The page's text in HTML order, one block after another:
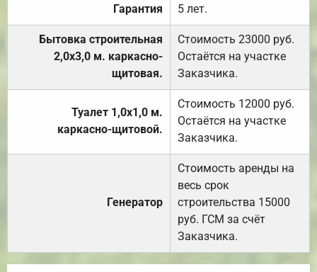
Гарантия 5 лет.
Бытовка строительная
2,0х3,0 м. каркасно-
щитовая.
Стоимость 23000 руб.
Остаётся на участке
Заказчика.
Туалет 1,0х1,0 м.
каркасно-щитовой.
Стоимость 12000 руб.
Остаётся на участке
Заказчика.
Генератор
Стоимость аренды на
весь срок
строительства 15000
руб. ГСМ за счёт
Заказчика.